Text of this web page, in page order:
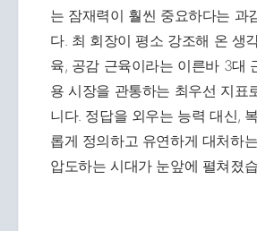
는 잠재력이 훨씬 중요하다는 과
다. 최 회장이 평소 강조해 온 생
육, 공감 근육이라는 이른바 3대
용 시장을 관통하는 최우선 지표
니다. 정답을 외우는 능력 대신,
롭게 정의하고 유연하게 대처하
압도하는 시대가 눈앞에 펼쳐졌